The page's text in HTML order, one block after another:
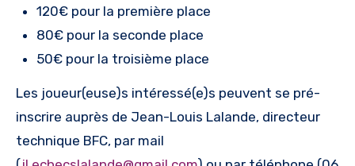
120€ pour la première place
80€ pour la seconde place
50€ pour la troisième place
Les joueur(euse)s intéressé(e)s peuvent se pré-
inscrire auprès de Jean-Louis Lalande, directeur
technique BFC, par mail